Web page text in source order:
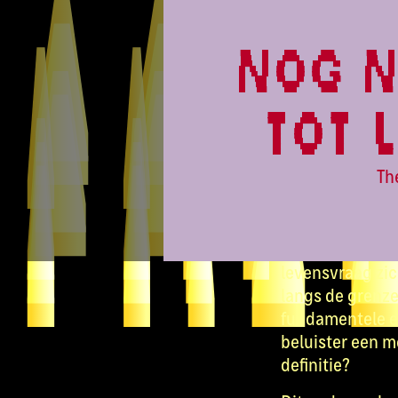
nog
tot
PARADISE
To
Onderzoek
Wat is jouw
kunnen
beschouwd?
levensvraag
langs de
fundamentele
beluister een
definitie?